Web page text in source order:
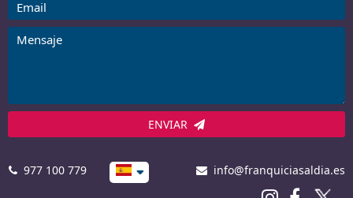
ENVIAR
977 100 779 info@franquiciasaldia.es